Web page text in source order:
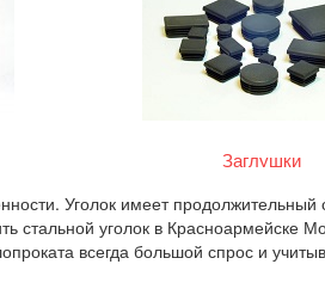
Заглушки
Уголок имеет продолжительный
стальной уголок в Красноармейске
всегда большой спрос и